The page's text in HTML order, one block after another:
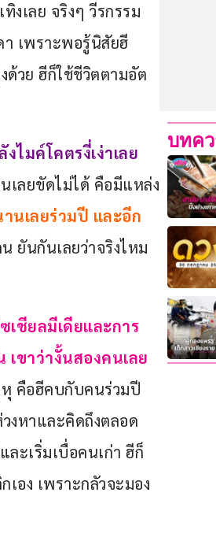
เลย จริงๆ วีรกรรม
า เพราะพอรู้นิสัยฮี
ด้วย ฮีก็ใช้ชีวิตตามอัต
ไมค์โคตรงี่เง่าเลย
เลยขัดไม่ได้ คือมีแหล่ง
เลยร่วมปี และอีก
ยันกันเลยว่าจริงไหม
เชียลมีเดียและการ
ขาว่างั้นสองคนเลย
หุ คือฮีคบกับคนร่วมปี
งหาและคิดถึงตลอด
ละเริ่มเบื่อคนเก่า ฮีก็
อง เพราะกลัวจะมอง
บทค